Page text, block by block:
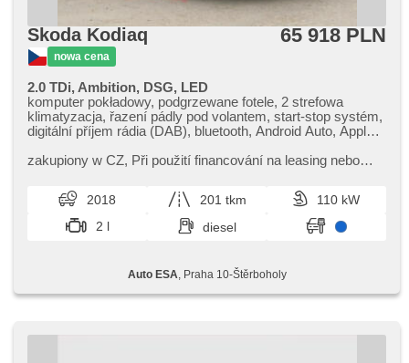
Skoda Kodiaq
nowa cena
65 918 PLN
2.0 TDi, Ambition, DSG, LED
komputer pokładowy, podgrzewane fotele, 2 strefowa
klimatyzacja, řazení pádly pod volantem, start-stop systém,
digitální příjem rádia (DAB), bluetooth, Android Auto, Apple
klimatronic, tempomat, regulowana kierownica, nawigacja
przyciemniane szyby, światła do jazdy dziennej, felgi
aluminiowe, el. lusterka, podgrzewane lusterka,
wspomaganie układu kierowniczego, zamykanie centralne -
zdalne, stabilizacja podwozia (ESP), halogeny, el. składane
ruční brzda, immobilizer, 6x poduszka powietrzna
zakupiony w CZ,​ Při použití financování na leasing nebo
svátků) 9.00​-22.00 ...
2018 201 tkm
110 kW
2 l
diesel
Auto ESA , Praha 10-Štěrboholy